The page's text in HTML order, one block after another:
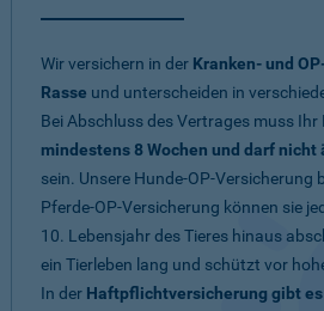
Wir versichern in der Kranken- und
Rasse und unterscheiden in
Bei Abschluss des Vertrages muss
mindestens 8 Wochen und darf nicht
sein. Unsere Hunde-OP-Versicherung
Pferde-OP-Versicherung können sie
10. Lebensjahr des Tieres hinaus
ein Tierleben lang und schützt vor
In der Haftpflichtversicherung gibt